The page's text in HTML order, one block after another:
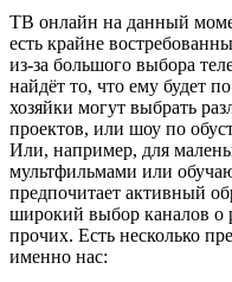
ТВ онлайн на данный
есть крайне
из-за большого выбора
найдёт то, что ему будет
хозяйки могут выбрать
проектов, или шоу по
Или, например, для
мультфильмами или
предпочитает активный
широкий выбор каналов о
прочих. Есть несколько
именно нас: